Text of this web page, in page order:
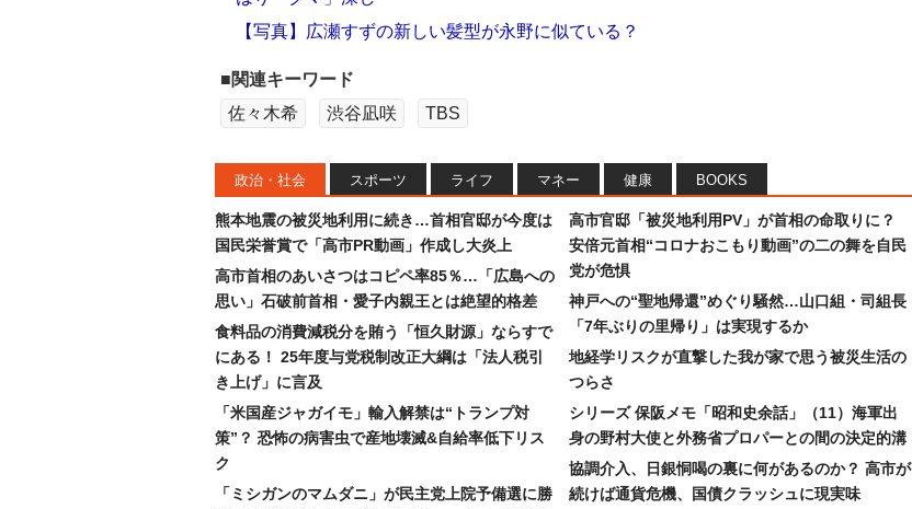
【写真】広瀬すずの新しい髪型が永野に似ている？
■関連キーワード
佐々木希
渋谷凪咲 TBS
政治・社会 スポーツ ライフ マネー 健康 BOOKS
熊本地震の被災地利用に続き…首相官邸が今度は
国民栄誉賞で「高市PR動画」作成し大炎上
高市首相のあいさつはコピペ率85％…「広島への
思い」石破前首相・愛子内親王とは絶望的格差
食料品の消費減税分を賄う「恒久財源」ならすで
にある！ 25年度与党税制改正大綱は「法人税引
き上げ」に言及
「米国産ジャガイモ」輸入解禁は“トランプ対
策”？ 恐怖の病害虫で産地壊滅&自給率低下リス
ク
「ミシガンのマムダニ」が民主党上院予備選に勝
高市官邸「被災地利用PV」が首相の命取りに？
安倍元首相“コロナおこもり動画”の二の舞を自民
党が危惧
神戸への“聖地帰還”めぐり騒然…山口組・司組長
「7年ぶりの里帰り」は実現するか
地経学リスクが直撃した我が家で思う被災生活の
つらさ
シリーズ 保阪メモ「昭和史余話」（11）海軍出
身の野村大使と外務省プロパーとの間の決定的溝
協調介入、日銀恫喝の裏に何があるのか？ 高市が
続けば通貨危機、国債クラッシュに現実味